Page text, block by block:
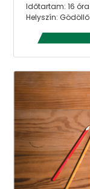
Időtartam: 16 óra
Helyszín: Gödöllő